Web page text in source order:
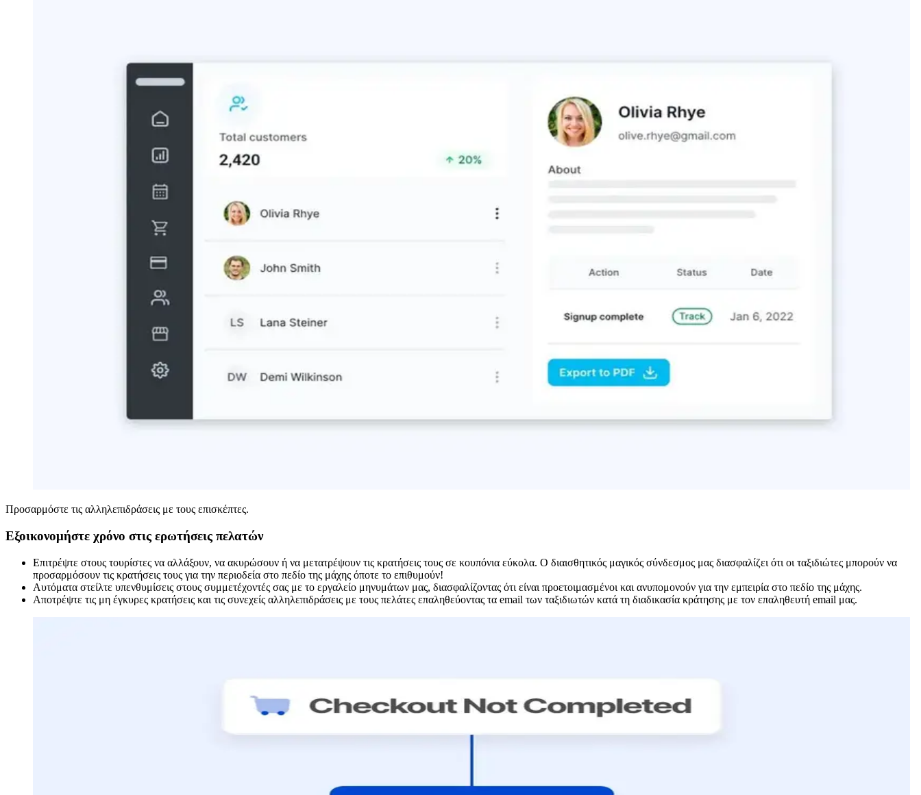
Προσαρμόστε τις αλληλεπιδράσεις με τους επισκέπτες.
Εξοικονομήστε χρόνο στις ερωτήσεις πελατών
Επιτρέψτε στους τουρίστες να αλλάξουν, να ακυρώσουν ή να μετατρέψουν τις κρατήσεις τους σε κουπόνια εύκολα. Ο διαισθητικός μαγικός σύνδεσμος μας διασφαλίζει ότι οι ταξιδιώτες μπορούν να
προσαρμόσουν τις κρατήσεις τους για την περιοδεία στο πεδίο της μάχης όποτε το επιθυμούν!
Αυτόματα στείλτε υπενθυμίσεις στους συμμετέχοντές σας με το εργαλείο μηνυμάτων μας, διασφαλίζοντας ότι είναι προετοιμασμένοι και ανυπομονούν για την εμπειρία στο πεδίο της μάχης.
Αποτρέψτε τις μη έγκυρες κρατήσεις και τις συνεχείς αλληλεπιδράσεις με τους πελάτες επαληθεύοντας τα email των ταξιδιωτών κατά τη διαδικασία κράτησης με τον επαληθευτή email μας.